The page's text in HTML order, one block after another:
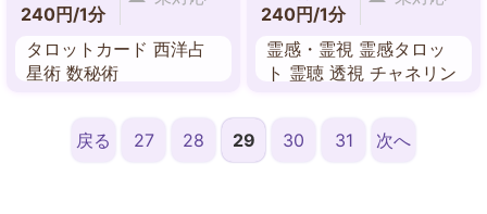
240円/1分
タロットカード 西洋占
星術 数秘術
240円/1分
霊感・霊視 霊感タロッ
ト 霊聴 透視 チャネリン
ング
戻る 27 28 29 30 31 次へ